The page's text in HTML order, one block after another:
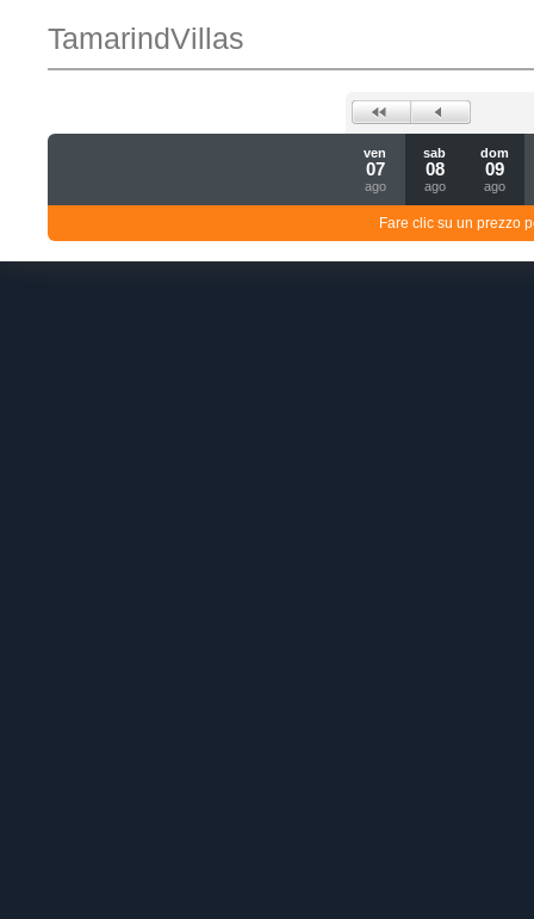
TamarindVillas
ven
07
ago
sab
08
ago
dom
09
ago
Fare clic su un prezzo